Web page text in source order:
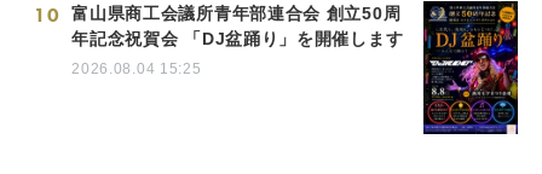
10
富山県商工会議所青年部連合会 創立50周
年記念祝賀会 「DJ盆踊り」を開催します
2026.08.04 15:25